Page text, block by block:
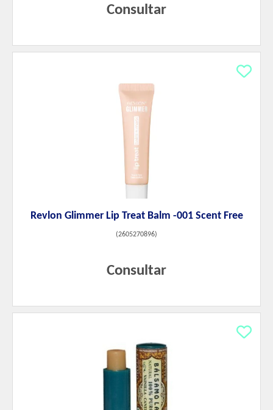
Consultar
Revlon Glimmer Lip Treat Balm -001 Scent Free
(2605270896)
Consultar